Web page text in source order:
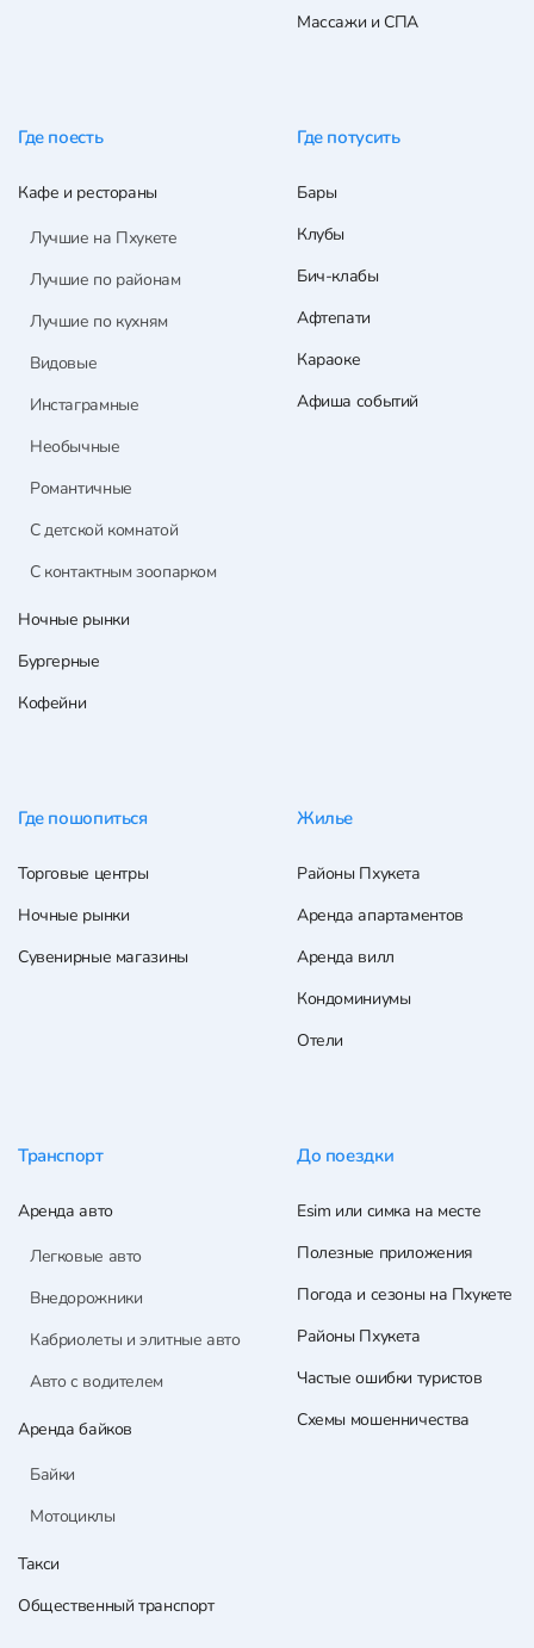
Массажи и СПА
Где поесть
Кафе и рестораны
Лучшие на Пхукете
Лучшие по районам
Лучшие по кухням
Видовые
Инстаграмные
Необычные
Романтичные
С детской комнатой
С контактным зоопарком
Ночные рынки
Бургерные
Кофейни
Где потусить
Бары
Клубы
Бич-клабы
Афтепати
Караоке
Афиша событий
Где пошопиться
Торговые центры
Ночные рынки
Сувенирные магазины
Жилье
Районы Пхукета
Аренда апартаментов
Аренда вилл
Кондоминиумы
Отели
Транспорт
Аренда авто
Легковые авто
Внедорожники
Кабриолеты и элитные авто
Авто с водителем
Аренда байков
Байки
Мотоциклы
Такси
Общественный транспорт
До поездки
Esim или симка на месте
Полезные приложения
Погода и сезоны на Пхукете
Районы Пхукета
Частые ошибки туристов
Схемы мошенничества